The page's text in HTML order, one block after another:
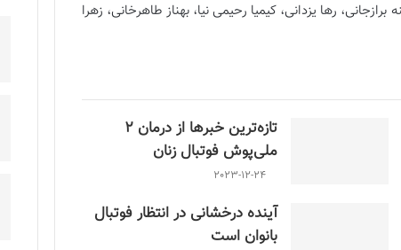
رها یزدانی، کیمیا رحیمی نیا، بهناز طاهرخانی، زهرا
تازه‌ترین خبرها از درمان ۲
ملی‌پوش فوتبال زنان
2023-12-24
آینده درخشانی در انتظار فوتبال
بانوان است